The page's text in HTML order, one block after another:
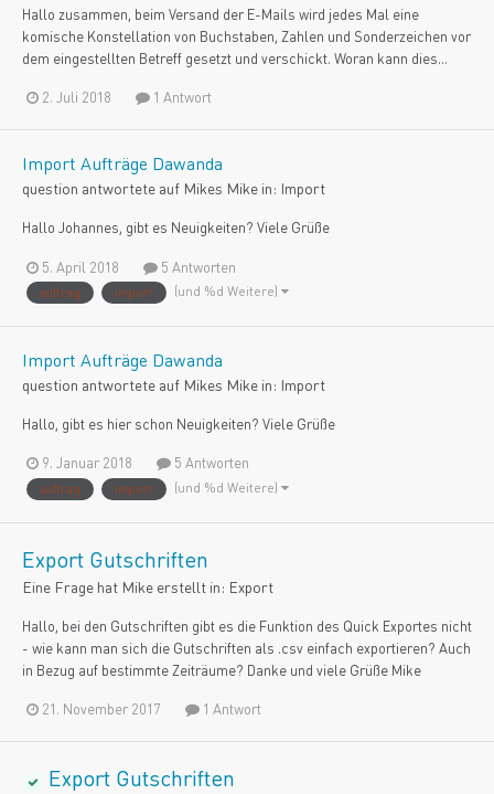
Hallo zusammen, beim Versand der E-Mails wird jedes Mal eine
komische Konstellation von Buchstaben, Zahlen und Sonderzeichen vor
dem eingestellten Betreff gesetzt und verschickt. Woran kann dies...
2. Juli 2018 1 Antwort
Import Aufträge Dawanda
question antwortete auf Mikes Mike in: Import
Hallo Johannes, gibt es Neuigkeiten? Viele Grüße
5. April 2018 5 Antworten
auftrag import (und %d Weitere)
Import Aufträge Dawanda
question antwortete auf Mikes Mike in: Import
Hallo, gibt es hier schon Neuigkeiten? Viele Grüße
9. Januar 2018 5 Antworten
auftrag import (und %d Weitere)
Export Gutschriften
Eine Frage hat Mike erstellt in: Export
Hallo, bei den Gutschriften gibt es die Funktion des Quick Exportes nicht
- wie kann man sich die Gutschriften als .csv einfach exportieren? Auch
in Bezug auf bestimmte Zeiträume? Danke und viele Grüße Mike
21. November 2017 1 Antwort
Export Gutschriften